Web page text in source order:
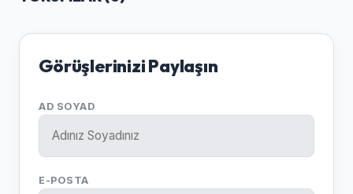
Görüşlerinizi Paylaşın
AD SOYAD
E-POSTA